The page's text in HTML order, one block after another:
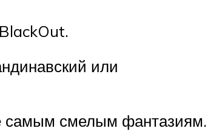
или
самым смелым фантазиям.